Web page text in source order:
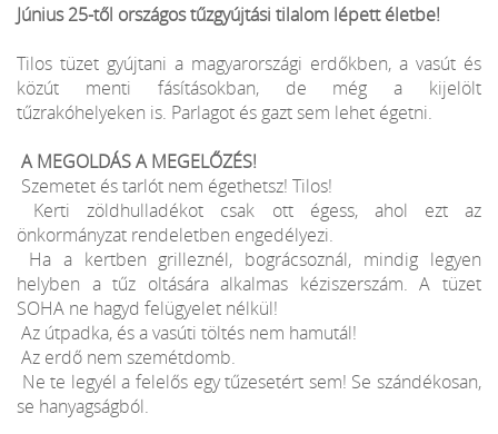
Június 25-től országos tűzgyújtási tilalom lépett életbe!
Tilos tüzet gyújtani a magyarországi erdőkben, a vasút és
közút menti fásításokban, de még a kijelölt
tűzrakóhelyeken is. Parlagot és gazt sem lehet égetni.
A MEGOLDÁS A MEGELŐZÉS!
Szemetet és tarlót nem égethetsz! Tilos!
Kerti zöldhulladékot csak ott égess, ahol ezt az
önkormányzat rendeletben engedélyezi.
Ha a kertben grilleznél, bográcsoznál, mindig legyen
helyben a tűz oltására alkalmas kéziszerszám. A tüzet
SOHA ne hagyd felügyelet nélkül!
Az útpadka, és a vasúti töltés nem hamutál!
Az erdő nem szemétdomb.
Ne te legyél a felelős egy tűzesetért sem! Se szándékosan,
se hanyagságból.